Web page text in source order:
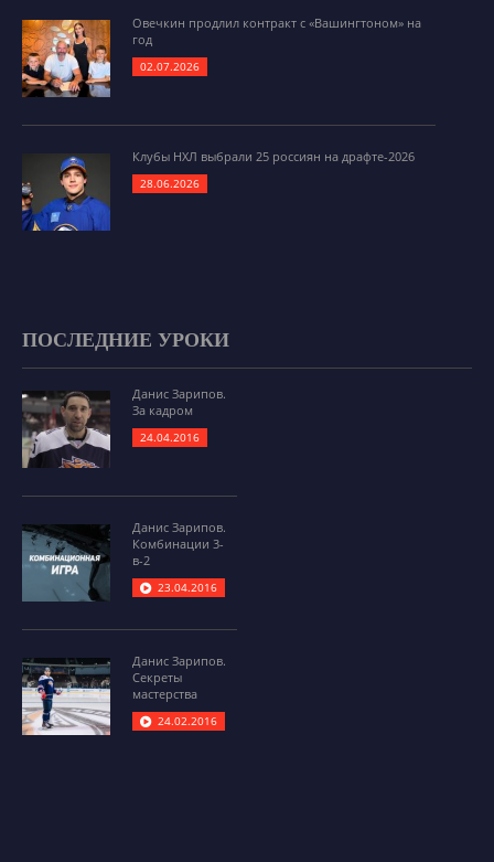
Овечкин продлил контракт с «Вашингтоном» на
год
02.07.2026
Клубы НХЛ выбрали 25 россиян на драфте-2026
28.06.2026
ПОСЛЕДНИЕ УРОКИ
Данис Зарипов.
За кадром
24.04.2016
Данис Зарипов.
Комбинации 3-
в-2
23.04.2016
Данис Зарипов.
Секреты
мастерства
24.02.2016